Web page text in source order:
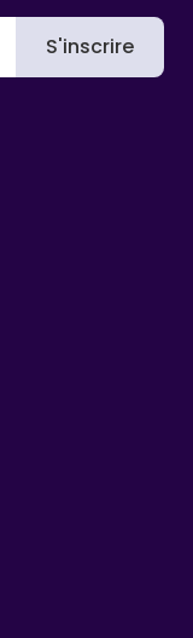
S'inscrire